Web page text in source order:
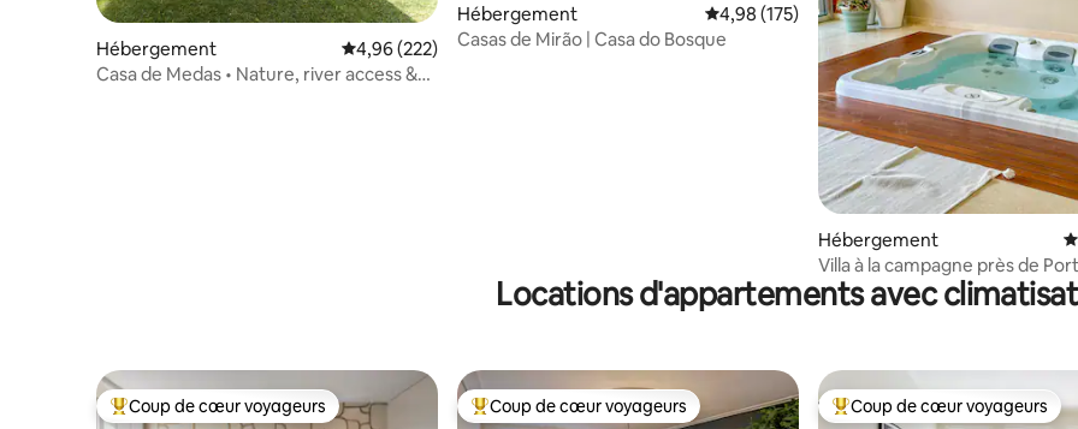
Hébergement Évaluation moyenne sur la base de 222 commentaires : 4,96 sur 5
4,96 (222)
Casa de Medas • Nature, river access &
Hébergement Évaluation moyenne sur la base de 175
4,98 (175)
Casas de Mirão | Casa do Bosque
Hébergement
Villa à la campagne près de
privé etpiscine
Locations d'appartements avec
Coups de cœur voyageurs les plus appréciés
Coup de cœur voyageurs Coups de cœur voyageurs les plus appréciés
Coup de cœur voyageurs Coups de cœur voyageurs les
Coup de cœur voyageurs